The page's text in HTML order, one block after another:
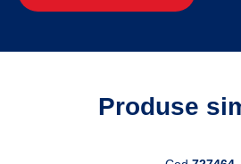
Produse